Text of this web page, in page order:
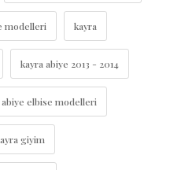
modelleri kayra
kayra abiye 2013 - 2014
abiye elbise modelleri
giyim